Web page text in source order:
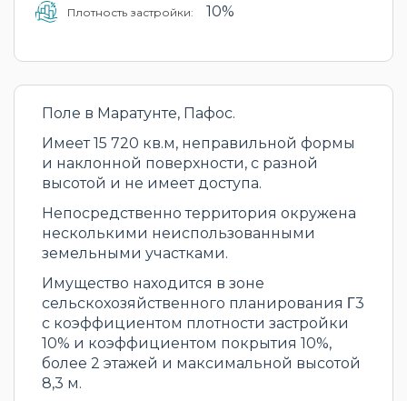
Плотность застройки: 10%
Поле в Маратунте, Пафос.
Имеет 15 720 кв.м, неправильной формы
и наклонной поверхности, с разной
высотой и не имеет доступа.
Непосредственно территория окружена
несколькими неиспользованными
земельными участками.
Имущество находится в зоне
сельскохозяйственного планирования Γ3
с коэффициентом плотности застройки
10% и коэффициентом покрытия 10%,
более 2 этажей и максимальной высотой
8,3 м.